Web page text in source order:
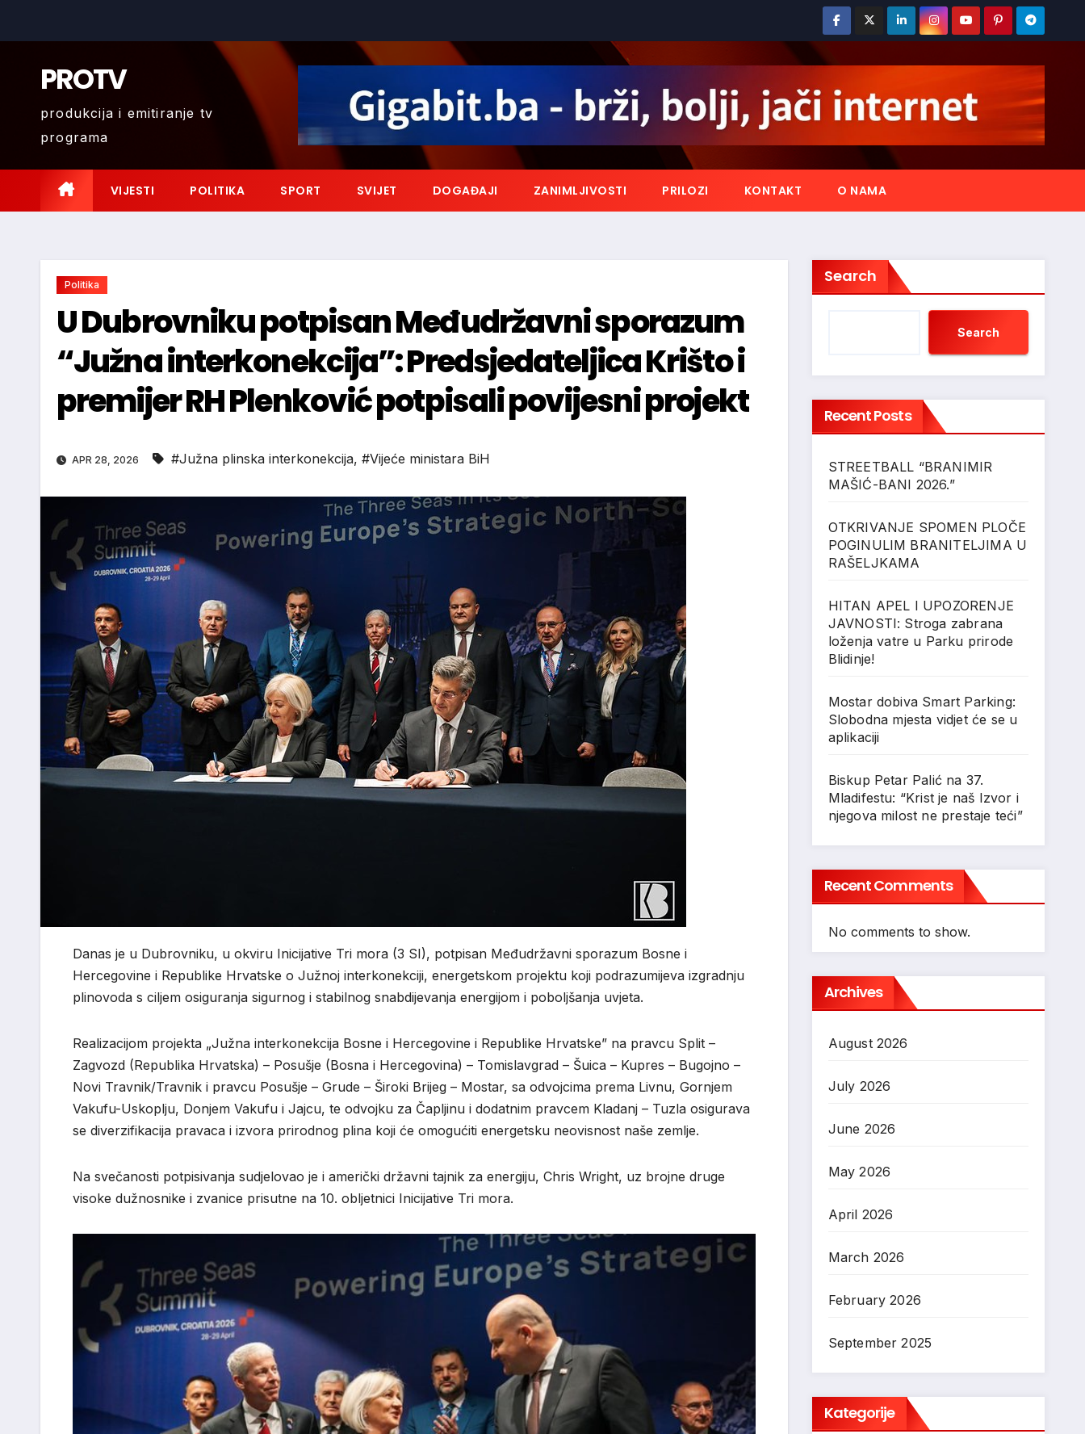
PROTV
produkcija i emitiranje tv
programa
VIJESTI POLITIKA SPORT SVIJET DOGAĐAJI ZANIMLJIVOSTI PRILOZI KONTAKT O NAMA
Politika
U Dubrovniku potpisan Međudržavni sporazum
“Južna interkonekcija”: Predsjedateljica Krišto i
premijer RH Plenković potpisali povijesni projekt
APR 28, 2026 #Južna plinska interkonekcija, #Vijeće ministara BiH
Danas je u Dubrovniku, u okviru Inicijative Tri mora (3 SI), potpisan Međudržavni sporazum Bosne i
Hercegovine i Republike Hrvatske o Južnoj interkonekciji, energetskom projektu koji podrazumijeva izgradnju
plinovoda s ciljem osiguranja sigurnog i stabilnog snabdijevanja energijom i poboljšanja uvjeta.
Realizacijom projekta „Južna interkonekcija Bosne i Hercegovine i Republike Hrvatske” na pravcu Split –
Zagvozd (Republika Hrvatska) – Posušje (Bosna i Hercegovina) – Tomislavgrad – Šuica – Kupres – Bugojno –
Novi Travnik/Travnik i pravcu Posušje – Grude – Široki Brijeg – Mostar, sa odvojcima prema Livnu, Gornjem
Vakufu-Uskoplju, Donjem Vakufu i Jajcu, te odvojku za Čapljinu i dodatnim pravcem Kladanj – Tuzla osigurava
se diverzifikacija pravaca i izvora prirodnog plina koji će omogućiti energetsku neovisnost naše zemlje.
Na svečanosti potpisivanja sudjelovao je i američki državni tajnik za energiju, Chris Wright, uz brojne druge
visoke dužnosnike i zvanice prisutne na 10. obljetnici Inicijative Tri mora.
Search
Search
Recent Posts
STREETBALL “BRANIMIR
MAŠIĆ-BANI 2026.”
OTKRIVANJE SPOMEN PLOČE
POGINULIM BRANITELJIMA U
RAŠELJKAMA
HITAN APEL I UPOZORENJE
JAVNOSTI: Stroga zabrana
loženja vatre u Parku prirode
Blidinje!
Mostar dobiva Smart Parking:
Slobodna mjesta vidjet će se u
aplikaciji
Biskup Petar Palić na 37.
Mladifestu: “Krist je naš Izvor i
njegova milost ne prestaje teći”
Recent Comments
No comments to show.
Archives
August 2026
July 2026
June 2026
May 2026
April 2026
March 2026
February 2026
September 2025
Kategorije